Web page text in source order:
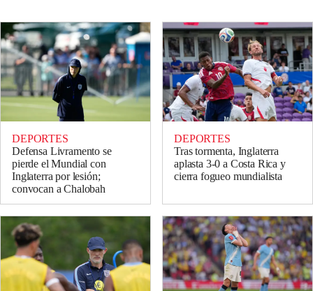
DEPORTES
Defensa Livramento se
pierde el Mundial con
Inglaterra por lesión;
convocan a Chalobah
DEPORTES
Tras tormenta, Inglaterra
aplasta 3-0 a Costa Rica y
cierra fogueo mundialista